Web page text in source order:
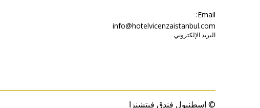
Email:
info@hotelvicenzaistanbul.com
البريد الإلكتروني
© اسطنبول فندق فيتشنزا